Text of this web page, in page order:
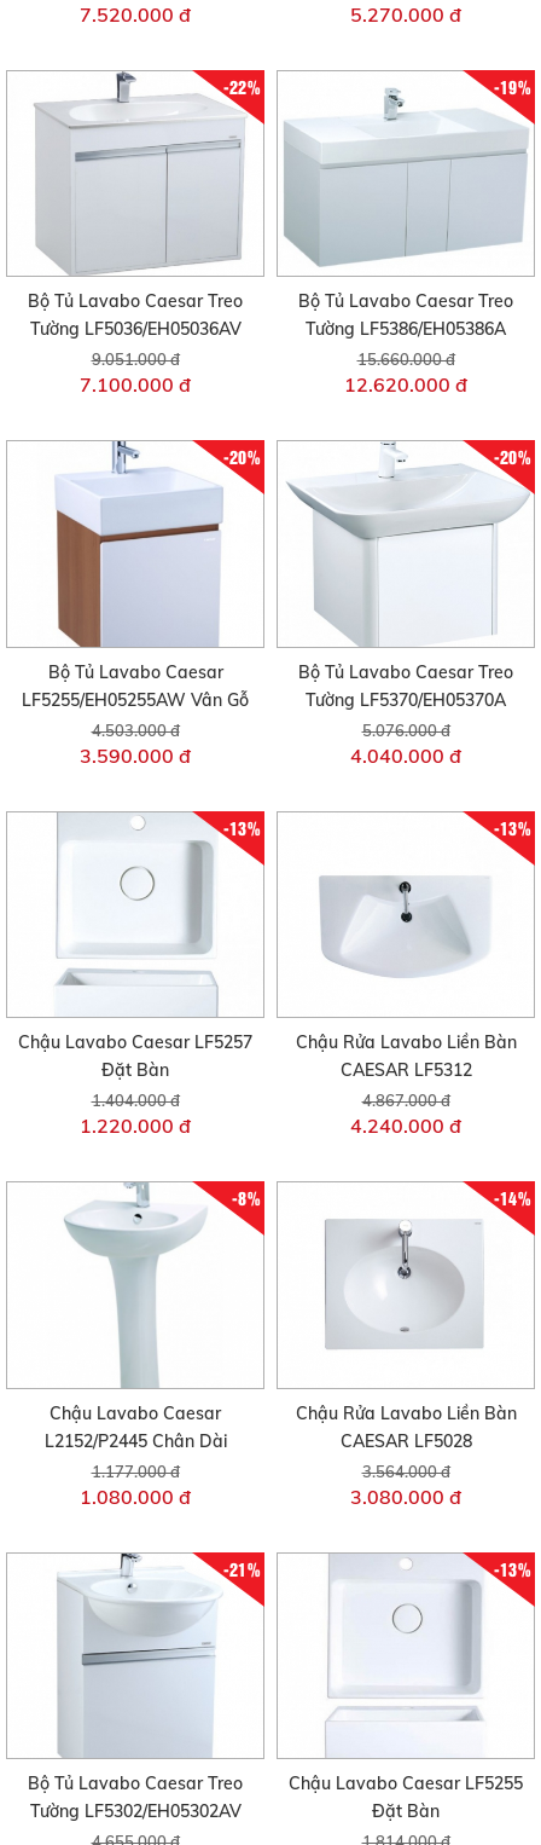
7.520.000 đ 5.270.000 đ
-22%
Bộ Tủ Lavabo Caesar Treo
Tường LF5036/EH05036AV
9.051.000 đ
7.100.000 đ
-19%
Bộ Tủ Lavabo Caesar Treo
Tường LF5386/EH05386A
15.660.000 đ
12.620.000 đ
-20%
Bộ Tủ Lavabo Caesar
LF5255/EH05255AW Vân Gỗ
4.503.000 đ
3.590.000 đ
-20%
Bộ Tủ Lavabo Caesar Treo
Tường LF5370/EH05370A
5.076.000 đ
4.040.000 đ
-13%
Chậu Lavabo Caesar LF5257
Đặt Bàn
1.404.000 đ
1.220.000 đ
-13%
Chậu Rửa Lavabo Liền Bàn
CAESAR LF5312
4.867.000 đ
4.240.000 đ
-8%
Chậu Lavabo Caesar
L2152/P2445 Chân Dài
1.177.000 đ
1.080.000 đ
-14%
Chậu Rửa Lavabo Liền Bàn
CAESAR LF5028
3.564.000 đ
3.080.000 đ
-21%
Bộ Tủ Lavabo Caesar Treo
Tường LF5302/EH05302AV
-13%
Chậu Lavabo Caesar LF5255
Đặt Bàn